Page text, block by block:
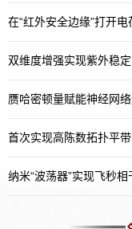
在“红外安全边缘”打开
双维度增强实现紫外稳
赝哈密顿量赋能神经网
首次实现高陈数拓扑平